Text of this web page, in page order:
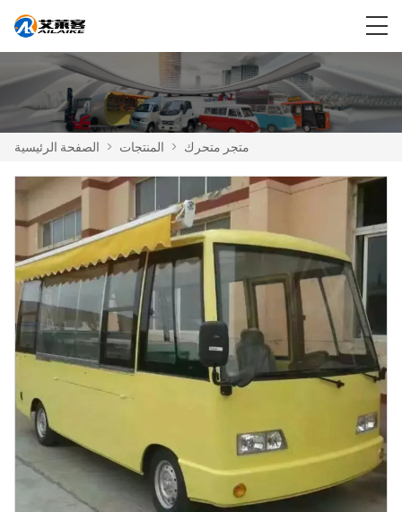
الصفحة الرئيسية > المنتجات > متجر متحرك